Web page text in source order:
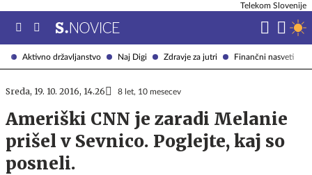
Aktivno državljanstvo Naj Digi Zdravje za jutri Finančni nasveti
Telekom Slovenije
Sreda, 19. 10. 2016, 14.26 8 let, 10 mesecev
Ameriški CNN je zaradi Melanie
prišel v Sevnico. Poglejte, kaj so
posneli.